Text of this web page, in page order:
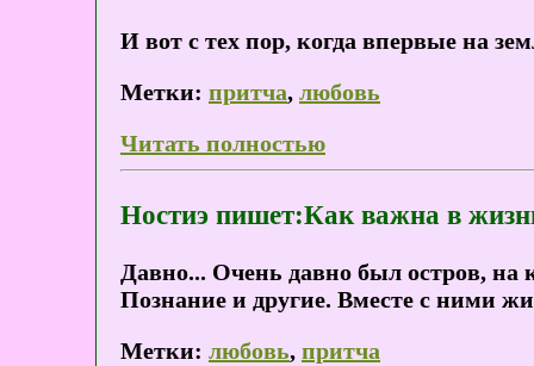
И вот с тех пор, когда впервые на
Метки: притча, любовь
Читать полностью
Ностиэ пишет:Как важна в
Давно... Очень давно был остров, на
Познание и другие. Вместе с ними
Метки: любовь, притча